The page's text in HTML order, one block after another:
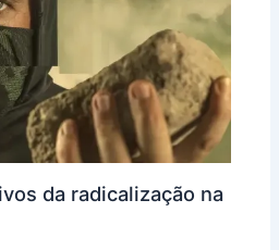
da radicalização na